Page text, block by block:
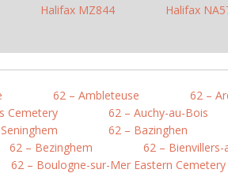
Halifax MZ844 Halifax
62 – Ambleteuse
62 –
Cemetery 62 – Auchy-au-Bois
62 – Bazinghen
62 – Bezinghem
62 –
62 – Boulogne-sur-Mer Eastern Cemetery